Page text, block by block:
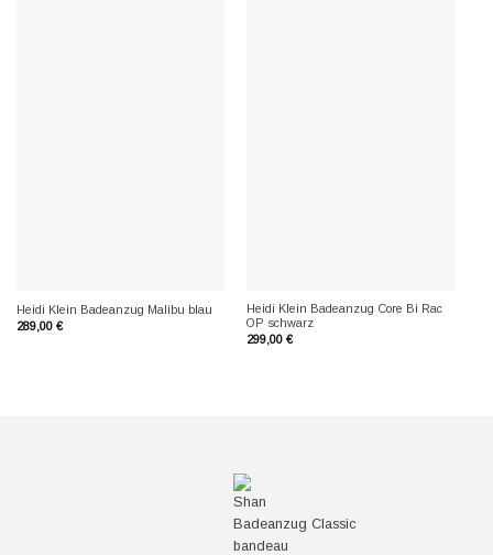
Heidi Klein Badeanzug Malibu blau
289,00 €
Heidi Klein Badeanzug Core Bi Rac
OP schwarz
299,00 €